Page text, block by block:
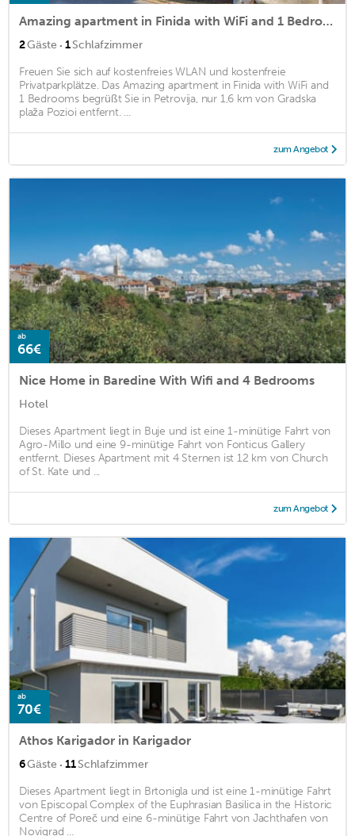
Amazing apartment in Finida with WiFi and 1 Bedrooms
2Gäste · 1Schlafzimmer
Freuen Sie sich auf kostenfreies WLAN und kostenfreie
Privatparkplätze. Das Amazing apartment in Finida with WiFi and
1 Bedrooms begrüßt Sie in Petrovija, nur 1,6 km von Gradska
plaža Pozioi entfernt. ...
zum Angebot
ab
66€
Nice Home in Baredine With Wifi and 4 Bedrooms
Hotel
Dieses Apartment liegt in Buje und ist eine 1-minütige Fahrt von
Agro-Millo und eine 9-minütige Fahrt von Fonticus Gallery
entfernt. Dieses Apartment mit 4 Sternen ist 12 km von Church
of St. Kate und ...
zum Angebot
ab
70€
Athos Karigador in Karigador
6Gäste · 11Schlafzimmer
Dieses Apartment liegt in Brtonigla und ist eine 1-minütige Fahrt
von Episcopal Complex of the Euphrasian Basilica in the Historic
Centre of Poreč und eine 6-minütige Fahrt von Jachthafen von
Novigrad ...